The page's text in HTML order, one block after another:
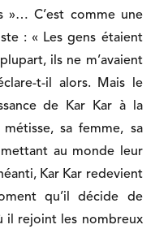
»… C’est comme une
: « Les gens étaient
ils ne m’avaient
t-il alors. Mais le
de Kar Kar à la
sa femme, sa
au monde leur
Kar Kar redevient
qu’il décide de
il rejoint les nombreux